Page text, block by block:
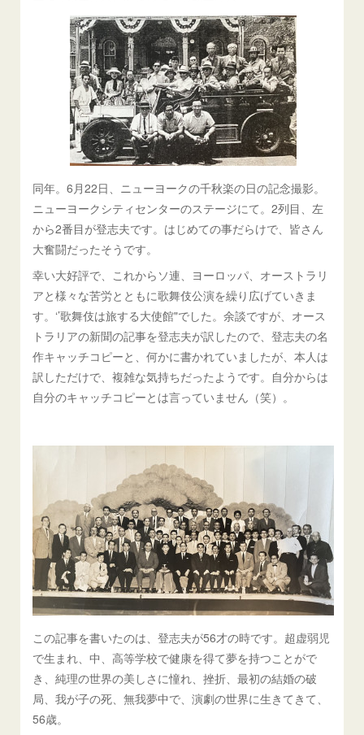
同年。6月22日、ニューヨークの千秋楽の日の記念撮影。
ニューヨークシティセンターのステージにて。2列目、左
から2番目が登志夫です。はじめての事だらけで、皆さん
大奮闘だったそうです。
幸い大好評で、これからソ連、ヨーロッパ、オーストラリ
アと様々な苦労とともに歌舞伎公演を繰り広げていきま
す。‘’歌舞伎は旅する大使館"でした。余談ですが、オース
トラリアの新聞の記事を登志夫が訳したので、登志夫の名
作キャッチコピーと、何かに書かれていましたが、本人は
訳しただけで、複雑な気持ちだったようです。自分からは
自分のキャッチコピーとは言っていません（笑）。
この記事を書いたのは、登志夫が56才の時です。超虚弱児
で生まれ、中、高等学校で健康を得て夢を持つことがで
き、純理の世界の美しさに憧れ、挫折、最初の結婚の破
局、我が子の死、無我夢中で、演劇の世界に生きてきて、
56歳。